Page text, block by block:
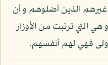
غيرهم الذين أضلوهم و أن
التي ترتبت من الأوزار
فهي لهم أنفسهم.